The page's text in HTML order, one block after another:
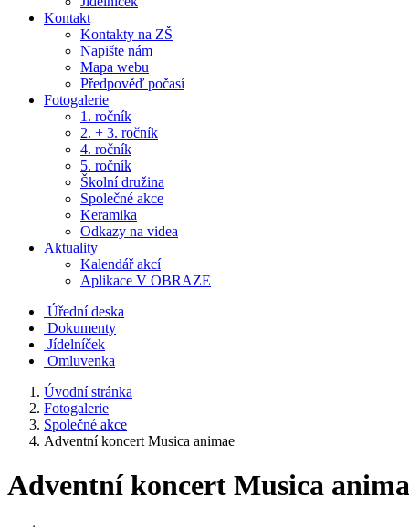
Kontakt
Kontakty na ZŠ
Napište nám
Mapa webu
Předpověď počasí
Fotogalerie
1. ročník
2. + 3. ročník
4. ročník
5. ročník
Školní družina
Společné akce
Keramika
Odkazy na videa
Aktuality
Kalendář akcí
Aplikace V OBRAZE
Úřední deska
Dokumenty
Jídelníček
Omluvenka
Úvodní stránka
Fotogalerie
Společné akce
Adventní koncert Musica animae
Adventní koncert Musica